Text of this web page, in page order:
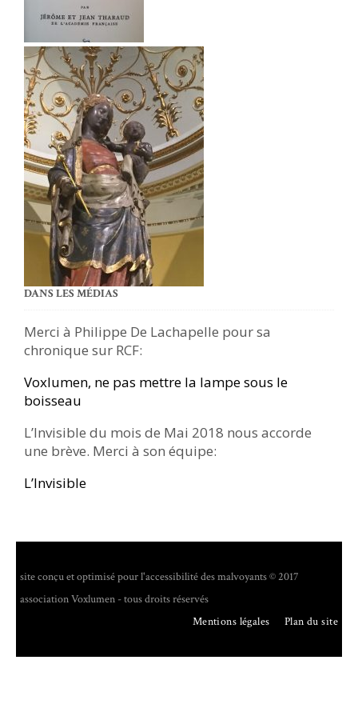
DANS LES MÉDIAS
Merci à Philippe De Lachapelle pour sa
chronique sur RCF:
Voxlumen, ne pas mettre la lampe sous le
boisseau
L’Invisible du mois de Mai 2018 nous accorde
une brève. Merci à son équipe:
L’Invisible
site conçu et optimisé pour l'accessibilité des malvoyants © 2017
association Voxlumen - tous droits réservés
Mentions légales
Plan du site